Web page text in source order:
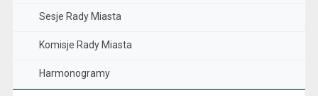
Sesje Rady Miasta
Komisje Rady Miasta
Harmonogramy